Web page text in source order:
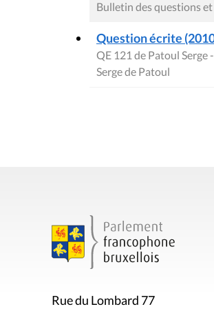
Bulletin des questions
Question écrite
QE 121 de Patoul
Serge de Patoul
Rue du Lombard 77